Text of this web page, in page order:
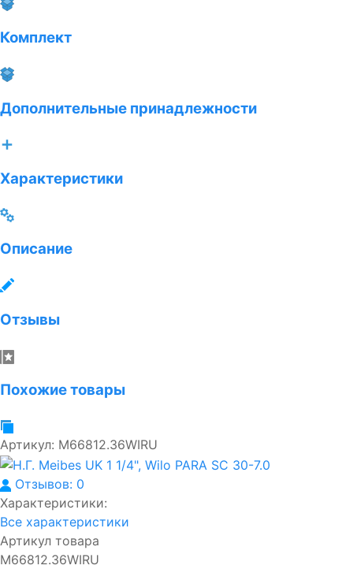
Комплект
Дополнительные принадлежности
Характеристики
Описание
Отзывы
Похожие товары
Артикул: M66812.36WIRU
Отзывов: 0
Характеристики:
Все характеристики
Артикул товара
M66812.36WIRU